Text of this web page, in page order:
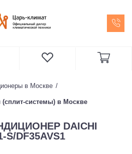
в Москве
системы) в Москве
DAICHI
S/DF35AVS1